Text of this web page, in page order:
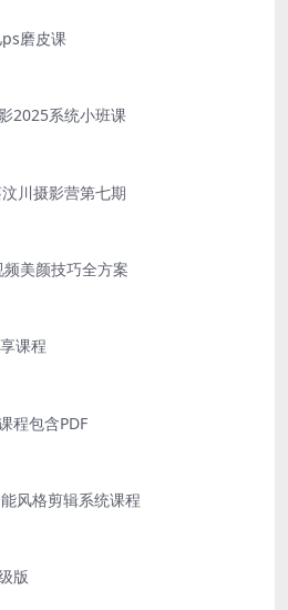
磨皮课
2025系统小班课
川摄影营第七期
美颜技巧全方案
课程
程包含PDF
风格剪辑系统课程
版